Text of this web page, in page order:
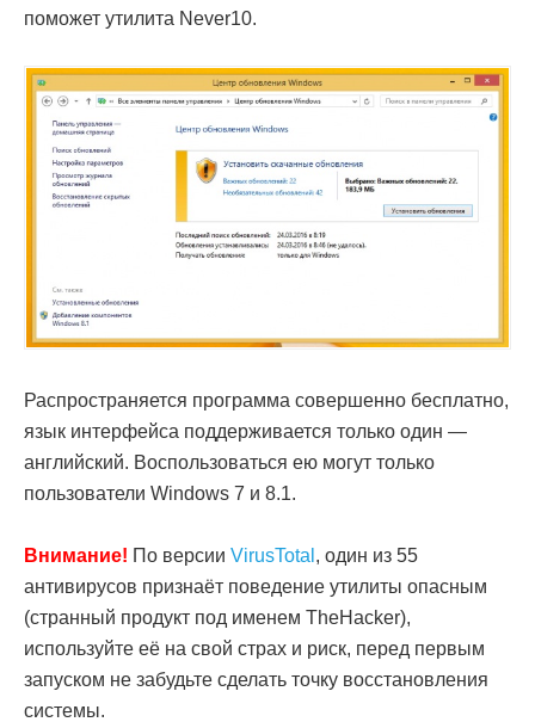
поможет утилита Never10.
Распространяется программа совершенно бесплатно,
язык интерфейса поддерживается только один —
английский. Воспользоваться ею могут только
пользователи Windows 7 и 8.1.
Внимание! По версии VirusTotal , один из 55
антивирусов признаёт поведение утилиты опасным
(странный продукт под именем TheHacker),
используйте её на свой страх и риск, перед первым
запуском не забудьте сделать точку восстановления
системы.